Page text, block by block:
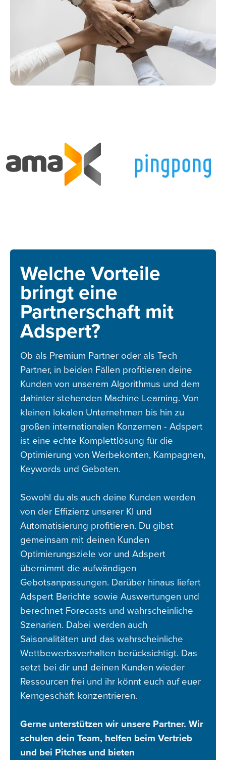
Welche Vorteile
bringt eine
Partnerschaft mit
Adspert?
Ob als Premium Partner oder als Tech
Partner, in beiden Fällen profitieren deine
Kunden von unserem Algorithmus und dem
dahinter stehenden Machine Learning. Von
kleinen lokalen Unternehmen bis hin zu
großen internationalen Konzernen - Adspert
ist eine echte Komplettlösung für die
Optimierung von Werbekonten, Kampagnen,
Keywords und Geboten.
Sowohl du als auch deine Kunden werden
von der Effizienz unserer KI und
Automatisierung profitieren. Du gibst
gemeinsam mit deinen Kunden
Optimierungsziele vor und Adspert
übernimmt die aufwändigen
Gebotsanpassungen. Darüber hinaus liefert
Adspert Berichte sowie Auswertungen und
berechnet Forecasts und wahrscheinliche
Szenarien. Dabei werden auch
Saisonalitäten und das wahrscheinliche
Wettbewerbsverhalten berücksichtigt. Das
setzt bei dir und deinen Kunden wieder
Ressourcen frei und ihr könnt euch auf euer
Kerngeschäft konzentrieren.
Gerne unterstützen wir unsere Partner. Wir
schulen dein Team, helfen beim Vertrieb
und bei Pitches und bieten